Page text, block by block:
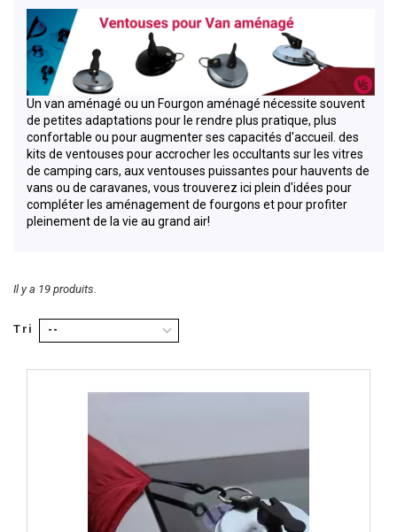
Un van aménagé ou un Fourgon aménagé nécessite souvent
de petites adaptations pour le rendre plus pratique, plus
confortable ou pour augmenter ses capacités d'accueil. des
kits de ventouses pour accrocher les occultants sur les vitres
de camping cars, aux ventouses puissantes pour hauvents de
vans ou de caravanes, vous trouverez ici plein d'idées pour
compléter les aménagement de fourgons et pour profiter
pleinement de la vie au grand air!
Il y a 19 produits.
Tri --